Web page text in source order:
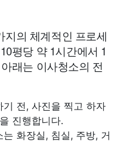
지의 체계적인 프로세
평당 약 1시간에서 1
래는 이사청소의 전
기 전, 사진을 찍고 하자
진행합니다.
는 화장실, 침실, 주방, 거